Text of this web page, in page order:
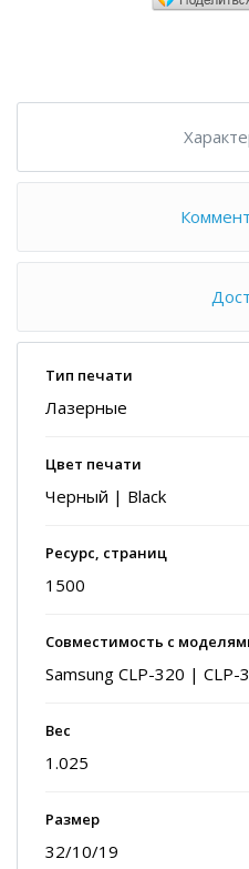
Тип печати
Лазерные
Цвет печати
Черный | Black
Ресурс, страниц
1500
Совместимость с
Samsung CLP-320 |
Вес
1.025
Размер
32/10/19